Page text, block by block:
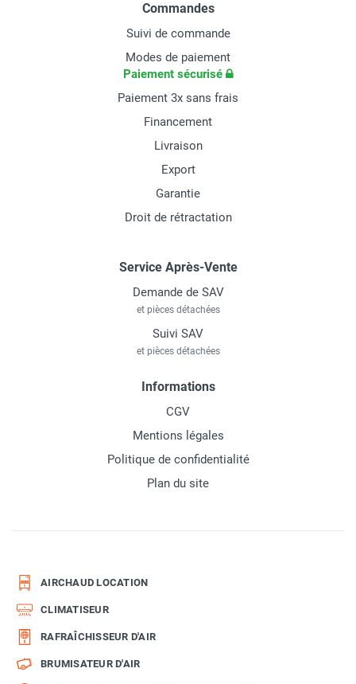
Commandes
Suivi de commande
Modes de paiement
Paiement sécurisé
Paiement 3x sans frais
Financement
Livraison
Export
Garantie
Droit de rétractation
Service Après-Vente
Demande de SAV
et pièces détachées
Suivi SAV
et pièces détachées
Informations
CGV
Mentions légales
Politique de confidentialité
Plan du site
AIRCHAUD LOCATION
CLIMATISEUR
RAFRAÎCHISSEUR D'AIR
BRUMISATEUR D'AIR